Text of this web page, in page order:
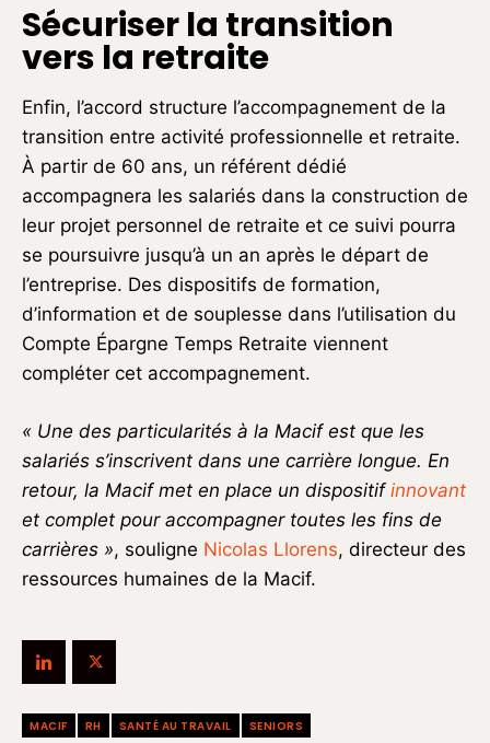
Sécuriser la transition
vers la retraite
Enfin, l’accord structure l’accompagnement de la
transition entre activité professionnelle et retraite.
À partir de 60 ans, un référent dédié
accompagnera les salariés dans la construction de
leur projet personnel de retraite et ce suivi pourra
se poursuivre jusqu’à un an après le départ de
l’entreprise. Des dispositifs de formation,
d’information et de souplesse dans l’utilisation du
Compte Épargne Temps Retraite viennent
compléter cet accompagnement.
« Une des particularités à la Macif est que les
salariés s’inscrivent dans une carrière longue. En
retour, la Macif met en place un dispositif innovant
et complet pour accompagner toutes les fins de
carrières », souligne Nicolas Llorens, directeur des
ressources humaines de la Macif.
MACIF RH SANTÉ AU TRAVAIL SENIORS